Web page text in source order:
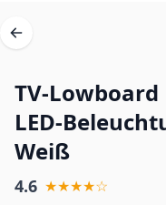
TV-
LED-
Weiß
4.6 ★★★★☆